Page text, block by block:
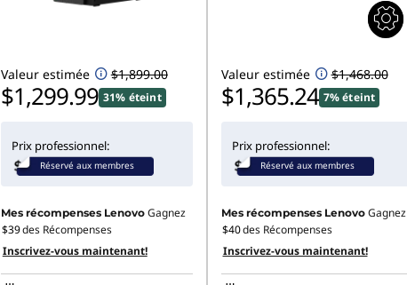
Valeur estimée $1,899.00
$1,299.99 31% éteint
Prix professionnel:
Réservé aux membres
Mes récompenses Lenovo Gagnez
$39des Récompenses
Inscrivez-vous maintenant!
Valeur estimée $1,468.00
$1,365.24 7% éteint
Prix professionnel:
Réservé aux membres
Mes récompenses Lenovo Gagnez
$40des Récompenses
Inscrivez-vous maintenant!